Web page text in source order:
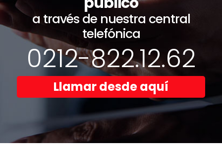
a través de nuestra central
telefónica
0212-822.12.62
Llamar desde aquí